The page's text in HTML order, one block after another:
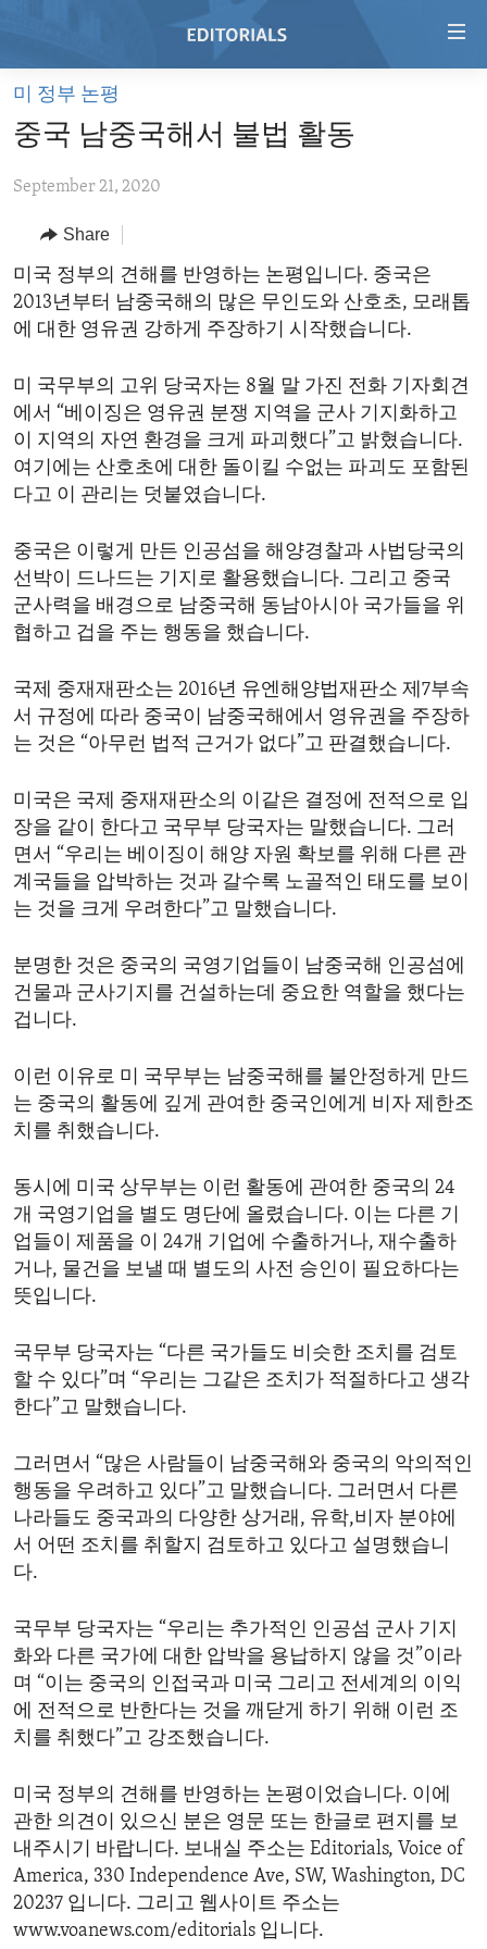
Skip
main
Skip
Navigation
Skip
to
VIDEO
RADIO
REGIONS
AFRICA
AMERICAS
EUROPE
MIDDLE EAST
TOPICS
HUMAN RIGHTS
AID AND DEVELOPMENT
DEMOCRACY AND GOVERNANCE
ECONOMY AND TRADE
ENVIRONMENT AND HEALTH
IDEALS AND INSTITUTIONS
ARCHIVE
FOLLOW US
미 정부 논평
중국 남중국해서 불법 활동
September 21, 2020
Share
미국 정부의 견해를 반영하는 논평입니다. 중국은
2013년부터 남중국해의 많은 무인도와 산호초, 모래톱
에 대한 영유권 강하게 주장하기 시작했습니다.
미 국무부의 고위 당국자는 8월 말 가진 전화 기자회견
에서 “베이징은 영유권 분쟁 지역을 군사 기지화하고
이 지역의 자연 환경을 크게 파괴했다”고 밝혔습니다.
여기에는 산호초에 대한 돌이킬 수없는 파괴도 포함된
다고 이 관리는 덧붙였습니다.
중국은 이렇게 만든 인공섬을 해양경찰과 사법당국의
선박이 드나드는 기지로 활용했습니다. 그리고 중국
군사력을 배경으로 남중국해 동남아시아 국가들을 위
협하고 겁을 주는 행동을 했습니다.
국제 중재재판소는 2016년 유엔해양법재판소 제7부속
서 규정에 따라 중국이 남중국해에서 영유권을 주장하
는 것은 “아무런 법적 근거가 없다”고 판결했습니다.
미국은 국제 중재재판소의 이같은 결정에 전적으로 입
장을 같이 한다고 국무부 당국자는 말했습니다. 그러
면서 “우리는 베이징이 해양 자원 확보를 위해 다른 관
계국들을 압박하는 것과 갈수록 노골적인 태도를 보이
는 것을 크게 우려한다”고 말했습니다.
분명한 것은 중국의 국영기업들이 남중국해 인공섬에
건물과 군사기지를 건설하는데 중요한 역할을 했다는
겁니다.
이런 이유로 미 국무부는 남중국해를 불안정하게 만드
는 중국의 활동에 깊게 관여한 중국인에게 비자 제한조
치를 취했습니다.
동시에 미국 상무부는 이런 활동에 관여한 중국의 24
개 국영기업을 별도 명단에 올렸습니다. 이는 다른 기
업들이 제품을 이 24개 기업에 수출하거나, 재수출하
거나, 물건을 보낼 때 별도의 사전 승인이 필요하다는
뜻입니다.
국무부 당국자는 “다른 국가들도 비슷한 조치를 검토
할 수 있다”며 “우리는 그같은 조치가 적절하다고 생각
한다”고 말했습니다.
그러면서 “많은 사람들이 남중국해와 중국의 악의적인
행동을 우려하고 있다”고 말했습니다. 그러면서 다른
나라들도 중국과의 다양한 상거래, 유학,비자 분야에
서 어떤 조치를 취할지 검토하고 있다고 설명했습니
다.
국무부 당국자는 “우리는 추가적인 인공섬 군사 기지
화와 다른 국가에 대한 압박을 용납하지 않을 것”이라
며 “이는 중국의 인접국과 미국 그리고 전세계의 이익
에 전적으로 반한다는 것을 깨닫게 하기 위해 이런 조
치를 취했다”고 강조했습니다.
미국 정부의 견해를 반영하는 논평이었습니다. 이에
관한 의견이 있으신 분은 영문 또는 한글로 편지를 보
내주시기 바랍니다. 보내실 주소는 Editorials, Voice of
America, 330 Independence Ave, SW, Washington, DC
20237 입니다. 그리고 웹사이트 주소는
www.voanews.com/editorials 입니다.